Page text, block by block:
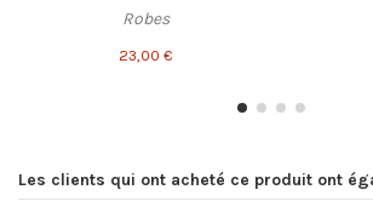
Robes
23,00 €
Les clients qui ont acheté ce produit ont